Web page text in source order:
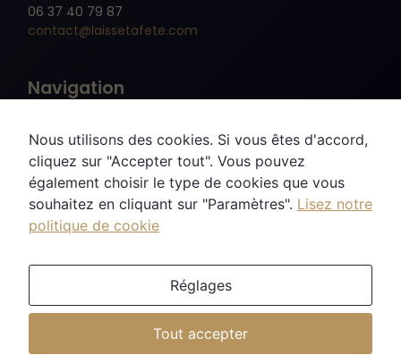
06 37 40 79 87
contact@laissetafete.com
Navigation
Recherche
Réseaux sociaux
Site réalisé par SoWebcrea
Nous utilisons des cookies. Si vous êtes d'accord,
cliquez sur "Accepter tout". Vous pouvez
également choisir le type de cookies que vous
souhaitez en cliquant sur "Paramètres". Lisez notre
politique de cookie
Réglages
Tout accepter
Nécessaire
Ces cookies ne
sont pas
facultatifs. Ils
sont
du site Web.
Statistiques